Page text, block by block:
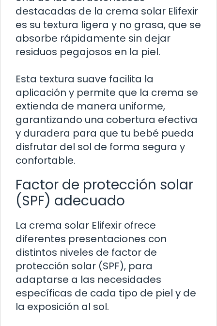
destacadas de la crema solar Elifexir
es su textura ligera y no grasa, que se
absorbe rápidamente sin dejar
residuos pegajosos en la piel.
Esta textura suave facilita la
aplicación y permite que la crema se
extienda de manera uniforme,
garantizando una cobertura efectiva
y duradera para que tu bebé pueda
disfrutar del sol de forma segura y
confortable.
Factor de protección solar
(SPF) adecuado
La crema solar Elifexir ofrece
diferentes presentaciones con
distintos niveles de factor de
protección solar (SPF), para
adaptarse a las necesidades
específicas de cada tipo de piel y de
la exposición al sol.